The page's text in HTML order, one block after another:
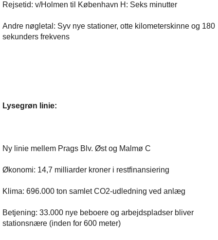
Rejsetid: v/Holmen til København H: Seks minutter
Andre nøgletal: Syv nye stationer, otte kilometerskinne og 180
sekunders frekvens
Lysegrøn linie:
Ny linie mellem Prags Blv. Øst og Malmø C
Økonomi: 14,7 milliarder kroner i restfinansiering
Klima: 696.000 ton samlet CO2-udledning ved anlæg
Betjening: 33.000 nye beboere og arbejdspladser bliver
stationsnære (inden for 600 meter)